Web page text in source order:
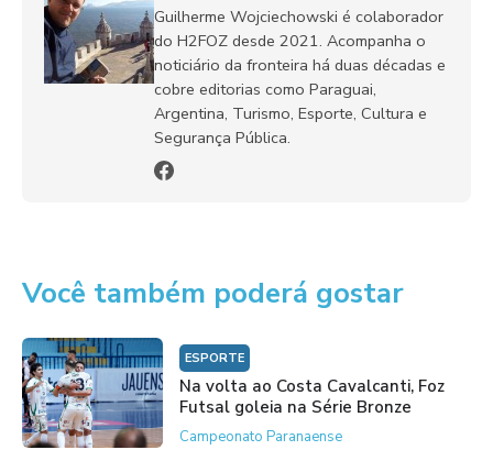
Guilherme Wojciechowski é colaborador
do H2FOZ desde 2021. Acompanha o
noticiário da fronteira há duas décadas e
cobre editorias como Paraguai,
Argentina, Turismo, Esporte, Cultura e
Segurança Pública.
Você também poderá gostar
ESPORTE
Na volta ao Costa Cavalcanti, Foz
Futsal goleia na Série Bronze
Campeonato Paranaense